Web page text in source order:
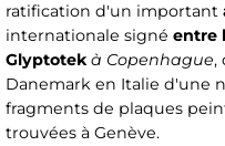
ratification d'un important
internationale signé entre
Glyptotek à Copenhague,
Danemark en Italie d'une
fragments de plaques
trouvées à Genève.